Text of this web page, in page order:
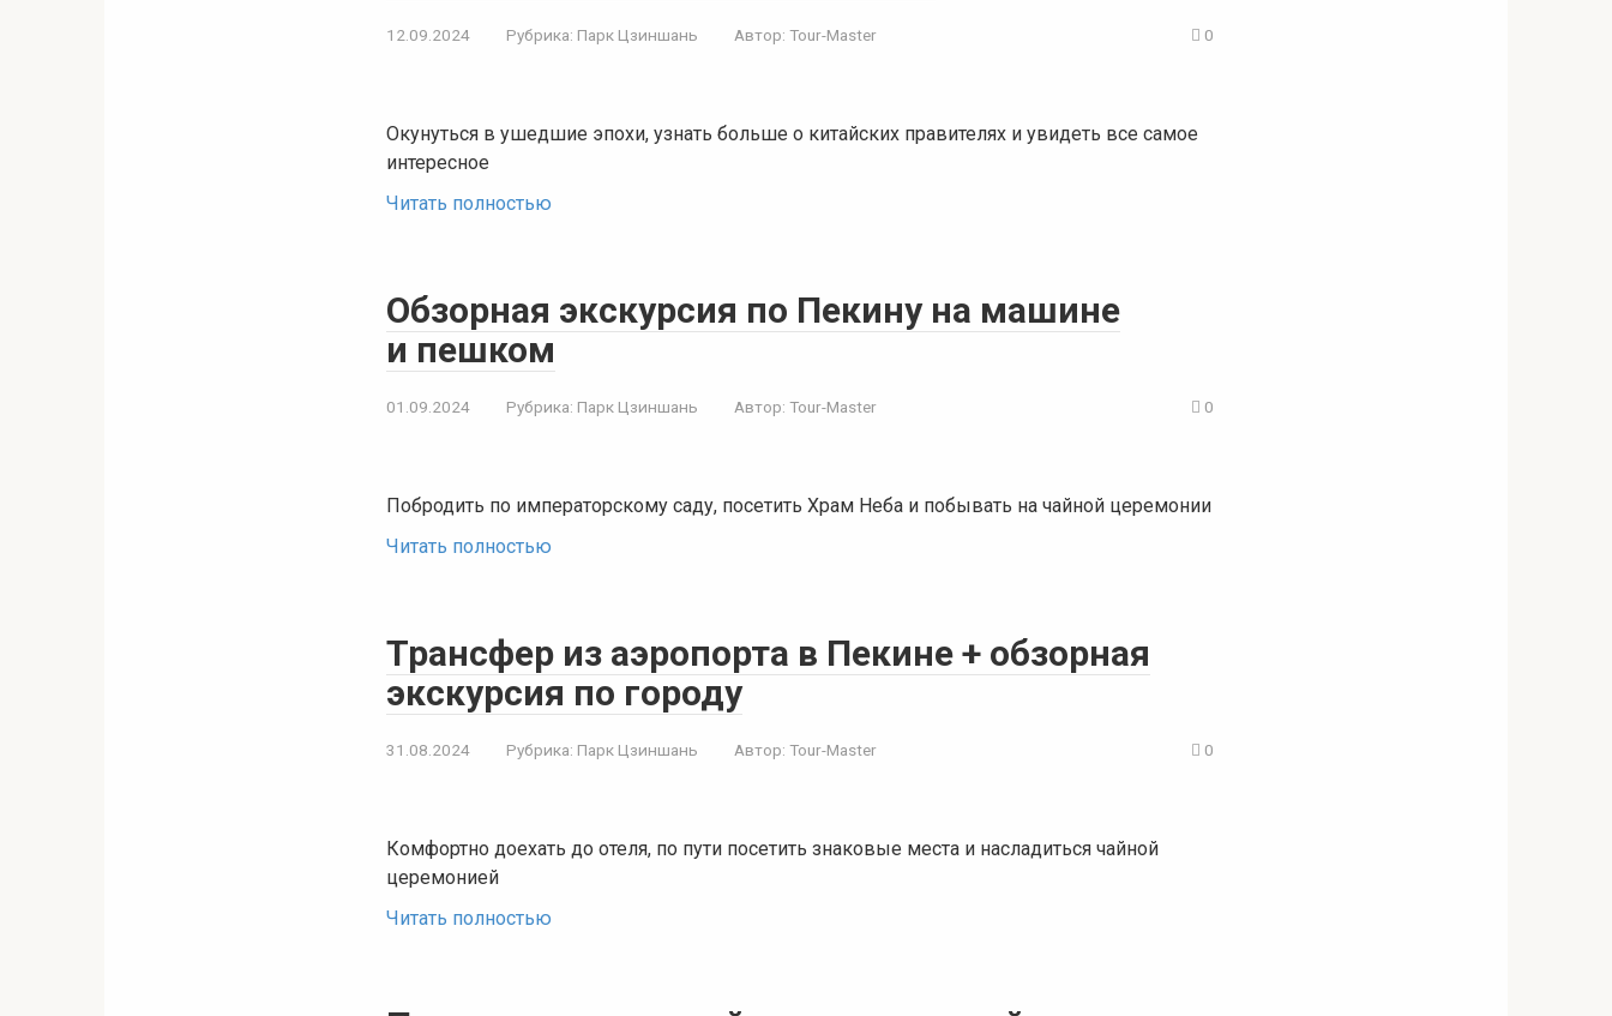
12.09.2024 Рубрика: Парк Цзиншань Автор: Tour-Master 0
Окунуться в ушедшие эпохи, узнать больше о китайских правителях и увидеть все самое
интересное
Читать полностью
Обзорная экскурсия по Пекину на машине
и пешком
01.09.2024 Рубрика: Парк Цзиншань Автор: Tour-Master 0
Побродить по императорскому саду, посетить Храм Неба и побывать на чайной церемонии
Читать полностью
Трансфер из аэропорта в Пекине + обзорная
экскурсия по городу
31.08.2024 Рубрика: Парк Цзиншань Автор: Tour-Master 0
Комфортно доехать до отеля, по пути посетить знаковые места и насладиться чайной
церемонией
Читать полностью